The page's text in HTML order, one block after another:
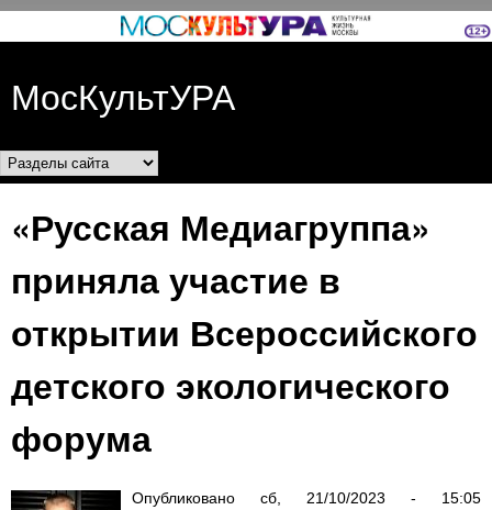
Перейти к основному
МосКультУРА
Разделы сайта
«Русская Медиагруппа»
приняла участие в
открытии Всероссийского
детского экологического
форума
Опубликовано сб, 21/10/2023 - 15:05